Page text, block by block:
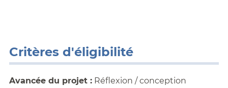
Critères d'éligibilité
Avancée du projet :Réflexion / conception